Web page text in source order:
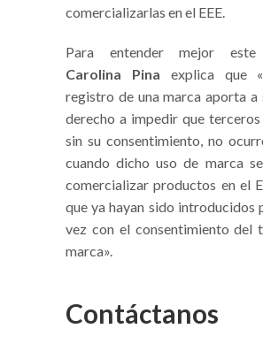
comercializarlas en el EEE.
Para entender mejor este
Carolina Pina explica que
registro de una marca aporta
derecho a impedir que
sin su consentimiento, no
cuando dicho uso de marca
comercializar productos en el
que ya hayan sido introducidos
vez con el consentimiento del
marca».
Contáctanos